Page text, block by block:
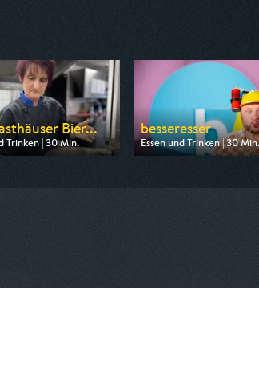
Bier...
Trinken | 30 Min.
von BR
besseresser
Essen und Trinken | 30 Min.
Ausgestrahlt von ZDF info